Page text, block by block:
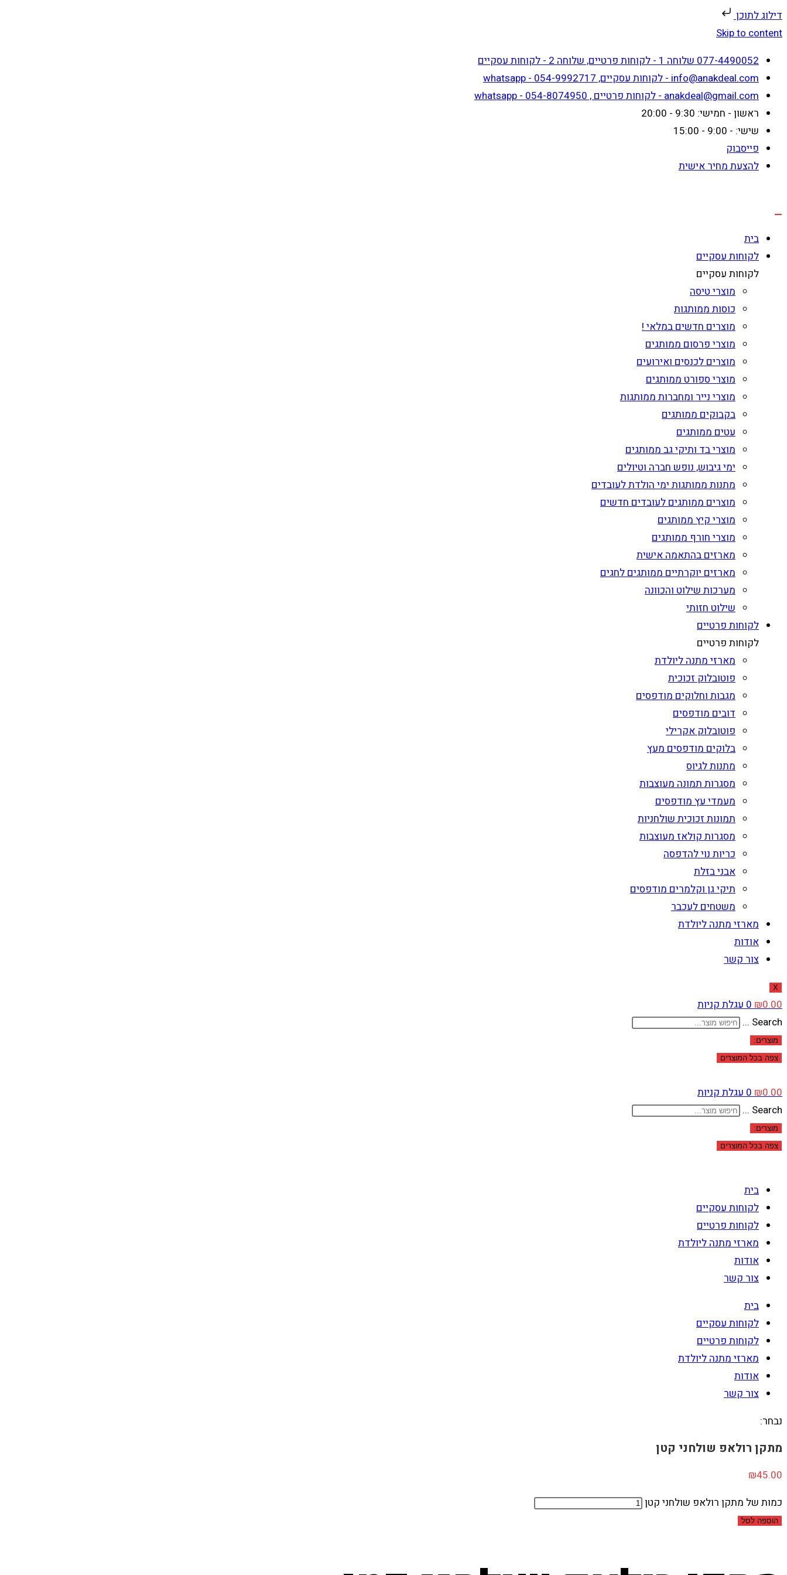
דילוג לתוכן
Skip to content
077-4490052 שלוחה 1 - לקוחות פרטיים, שלוחה 2 - לקוחות עסקיים
info@anakdeal.com - לקוחות עסקיים, whatsapp - 054-9992717
anakdeal@gmail.com - לקוחות פרטיים , whatsapp - 054-8074950
ראשון - חמישי: 9:30 - 20:00
שישי: - 9:00 - 15:00
פייסבוק
להצעת מחיר אישית
בית
לקוחות עסקיים
לקוחות עסקיים
מוצרי טיסה
כוסות ממותגות
מוצרים חדשים במלאי !
מוצרי פרסום ממותגים
מוצרים לכנסים ואירועים
מוצרי ספורט ממותגים
מוצרי נייר ומחברות ממותגות
בקבוקים ממותגים
עטים ממותגים
מוצרי בד ותיקי גב ממותגים
ימי גיבוש, נופש חברה וטיולים
מתנות ממותגות ימי הולדת לעובדים
מוצרים ממותגים לעובדים חדשים
מוצרי קיץ ממותגים
מוצרי חורף ממותגים
מארזים בהתאמה אישית
מארזים יוקרתיים ממותגים לחגים
מערכות שילוט והכוונה
שילוט חזותי
לקוחות פרטיים
לקוחות פרטיים
מארזי מתנה ליולדת
פוטובלוק זכוכית
מגבות וחלוקים מודפסים
דובים מודפסים
פוטובלוק אקרילי
בלוקים מודפסים מעץ
מתנות לגיוס
מסגרות תמונה מעוצבות
מעמדי עץ מודפסים
תמונות זכוכית שולחניות
מסגרות קולאז מעוצבות
כריות נוי להדפסה
אבני בזלת
תיקי גן וקלמרים מודפסים
משטחים לעכבר
מארזי מתנה ליולדת
אודות
צור קשר
X
₪0.00
0עגלת קניות
Search ...
מוצרים:
צפה בכל המוצרים
₪0.00
0עגלת קניות
Search ...
מוצרים:
צפה בכל המוצרים
בית
לקוחות עסקיים
לקוחות פרטיים
מארזי מתנה ליולדת
אודות
צור קשר
בית
לקוחות עסקיים
לקוחות פרטיים
מארזי מתנה ליולדת
אודות
צור קשר
נבחר:
מתקן רולאפ שולחני קטן
₪45.00
כמות של מתקן רולאפ שולחני קטן
הוספה לסל